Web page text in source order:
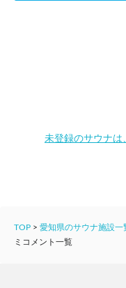
未登録のサウナは
TOP > 愛知県のサウナ施設一
ミコメント一覧